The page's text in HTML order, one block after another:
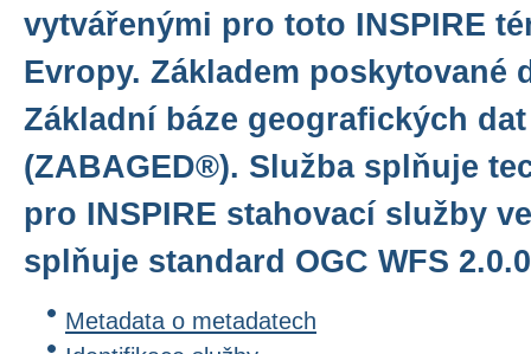
vytvářenými pro toto INSPIRE
Evropy. Základem poskytované
Základní báze geografických
(ZABAGED®). Služba splňuje
pro INSPIRE stahovací služby
splňuje standard OGC WFS
Metadata o metadatech